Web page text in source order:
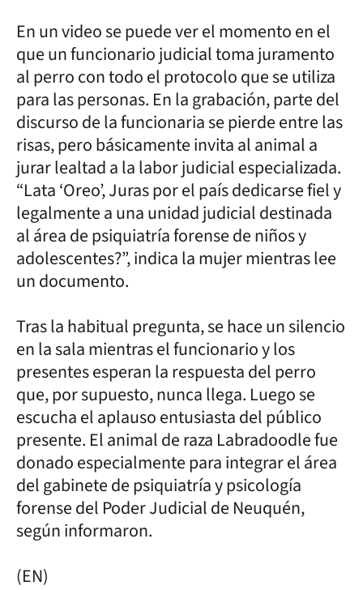
En un video se puede ver el momento en el
que un funcionario judicial toma juramento
al perro con todo el protocolo que se utiliza
para las personas. En la grabación, parte del
discurso de la funcionaria se pierde entre las
risas, pero básicamente invita al animal a
jurar lealtad a la labor judicial especializada.
“Lata ‘Oreo’, Juras por el país dedicarse fiel y
legalmente a una unidad judicial destinada
al área de psiquiatría forense de niños y
adolescentes?”, indica la mujer mientras lee
un documento.
Tras la habitual pregunta, se hace un silencio
en la sala mientras el funcionario y los
presentes esperan la respuesta del perro
que, por supuesto, nunca llega. Luego se
escucha el aplauso entusiasta del público
presente. El animal de raza Labradoodle fue
donado especialmente para integrar el área
del gabinete de psiquiatría y psicología
forense del Poder Judicial de Neuquén,
según informaron.
(EN)